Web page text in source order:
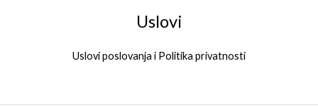
Uslovi
Uslovi poslovanja i Politika privatnosti